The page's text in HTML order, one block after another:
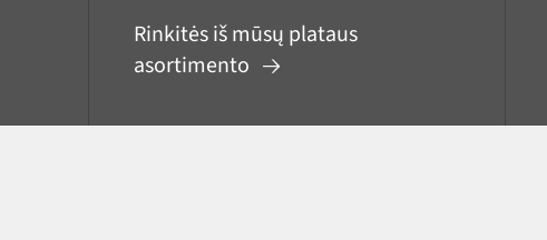
Rinkitės iš mūsų plataus
asortimento